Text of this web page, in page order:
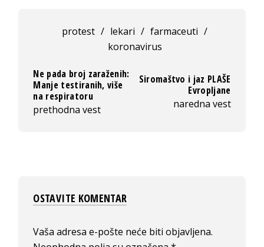
protest / lekari / farmaceuti /
koronavirus
Ne pada broj zaraženih:
Manje testiranih, više
na respiratoru
prethodna vest
Siromaštvo i jaz PLAŠE
Evropljane
naredna vest
OSTAVITE KOMENTAR
Vaša adresa e-pošte neće biti objavljena.